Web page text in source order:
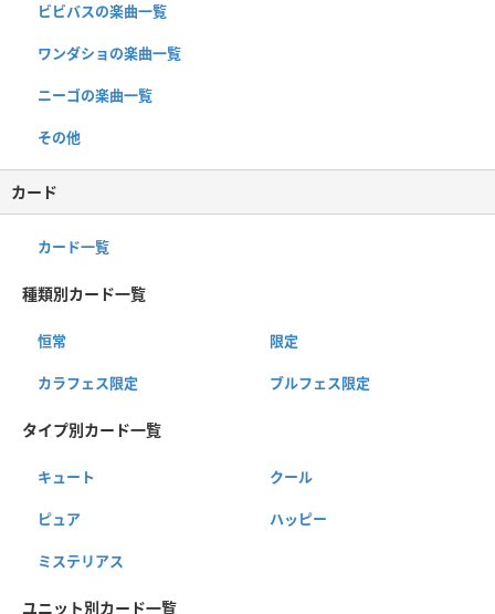
ビビバスの楽曲一覧
ワンダショの楽曲一覧
ニーゴの楽曲一覧
その他
カード
カード一覧
種類別カード一覧
恒常 限定
カラフェス限定 ブルフェス限定
タイプ別カード一覧
キュート クール
ピュア ハッピー
ミステリアス
ユニット別カード一覧